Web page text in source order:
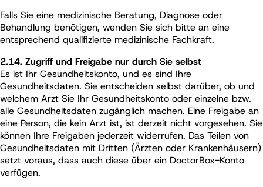
Falls Sie eine medizinische Beratung, Diagnose oder
Behandlung benötigen, wenden Sie sich bitte an eine
entsprechend qualifizierte medizinische Fachkraft.
2.14. Zugriff und Freigabe nur durch Sie selbst
Es ist Ihr Gesundheitskonto, und es sind Ihre
Gesundheitsdaten. Sie entscheiden selbst darüber, ob und
welchem Arzt Sie Ihr Gesundheitskonto oder einzelne bzw.
alle Gesundheitsdaten zugänglich machen. Eine Freigabe an
eine Person, die kein Arzt ist, ist derzeit nicht vorgesehen. Sie
können Ihre Freigaben jederzeit widerrufen. Das Teilen von
Gesundheitsdaten mit Dritten (Ärzten oder Krankenhäusern)
setzt voraus, dass auch diese über ein DoctorBox-Konto
verfügen.